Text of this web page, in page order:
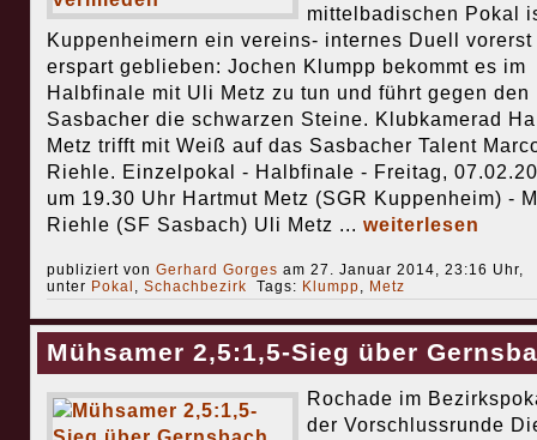
mittelbadischen Pokal
Kuppenheimern ein vereins- internes Duell vorerst
erspart geblieben: Jochen Klumpp bekommt es im
Halbfinale mit Uli Metz zu tun und führt gegen den
Sasbacher die schwarzen Steine. Klubkamerad
Metz trifft mit Weiß auf das Sasbacher Talent
Riehle. Einzelpokal - Halbfinale - Freitag,
um 19.30 Uhr Hartmut Metz (SGR Kuppenheim) -
Riehle (SF Sasbach) Uli Metz ... weiterlesen
publiziert von Gerhard Gorges am 27. Januar 2014, 23:16 Uhr,
unter Pokal , Schachbezirk Tags: Klumpp, Metz
Mühsamer 2,5:1,5-Sieg über
Rochade im
der Vorschlussrunde